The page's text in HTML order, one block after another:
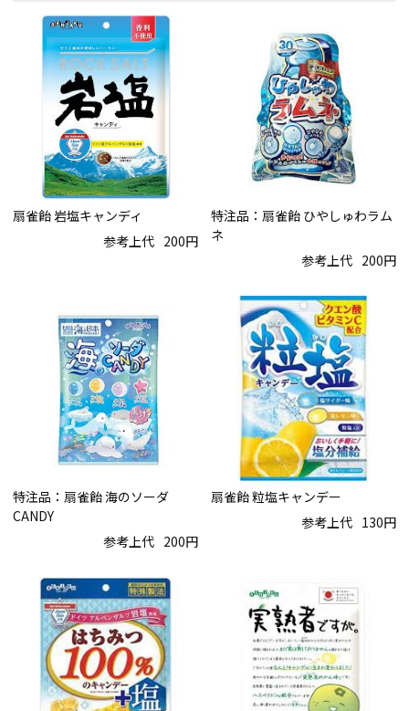
扇雀飴 岩塩キャンディ
参考上代 200円
特注品：扇雀飴 ひやしゅわラム
ネ
参考上代 200円
特注品：扇雀飴 海のソーダ
CANDY
参考上代 200円
扇雀飴 粒塩キャンデー
参考上代 130円